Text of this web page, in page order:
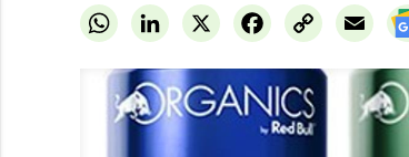
WhatsAppLinkedInX FacebookCopy
Link
Email